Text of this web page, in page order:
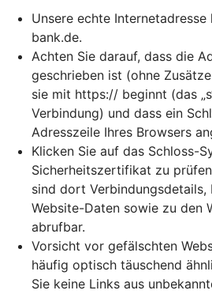
Unsere echte
bank.de.
Achten Sie darauf, dass die
geschrieben ist (ohne
sie mit https:// beginnt (das
Verbindung) und dass ein
Adresszeile Ihres Browsers
Klicken Sie auf das Schloss-
Sicherheitszertifikat zu
sind dort Verbindungsdetails,
Website-Daten sowie zu den
abrufbar.
Vorsicht vor gefälschten
häufig optisch täuschend
Sie keine Links aus